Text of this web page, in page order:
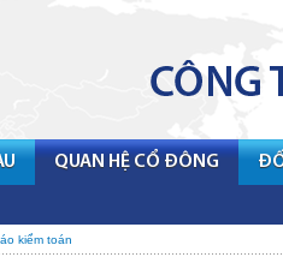
QUAN HỆ CỔ ĐÔNG
kiểm toán